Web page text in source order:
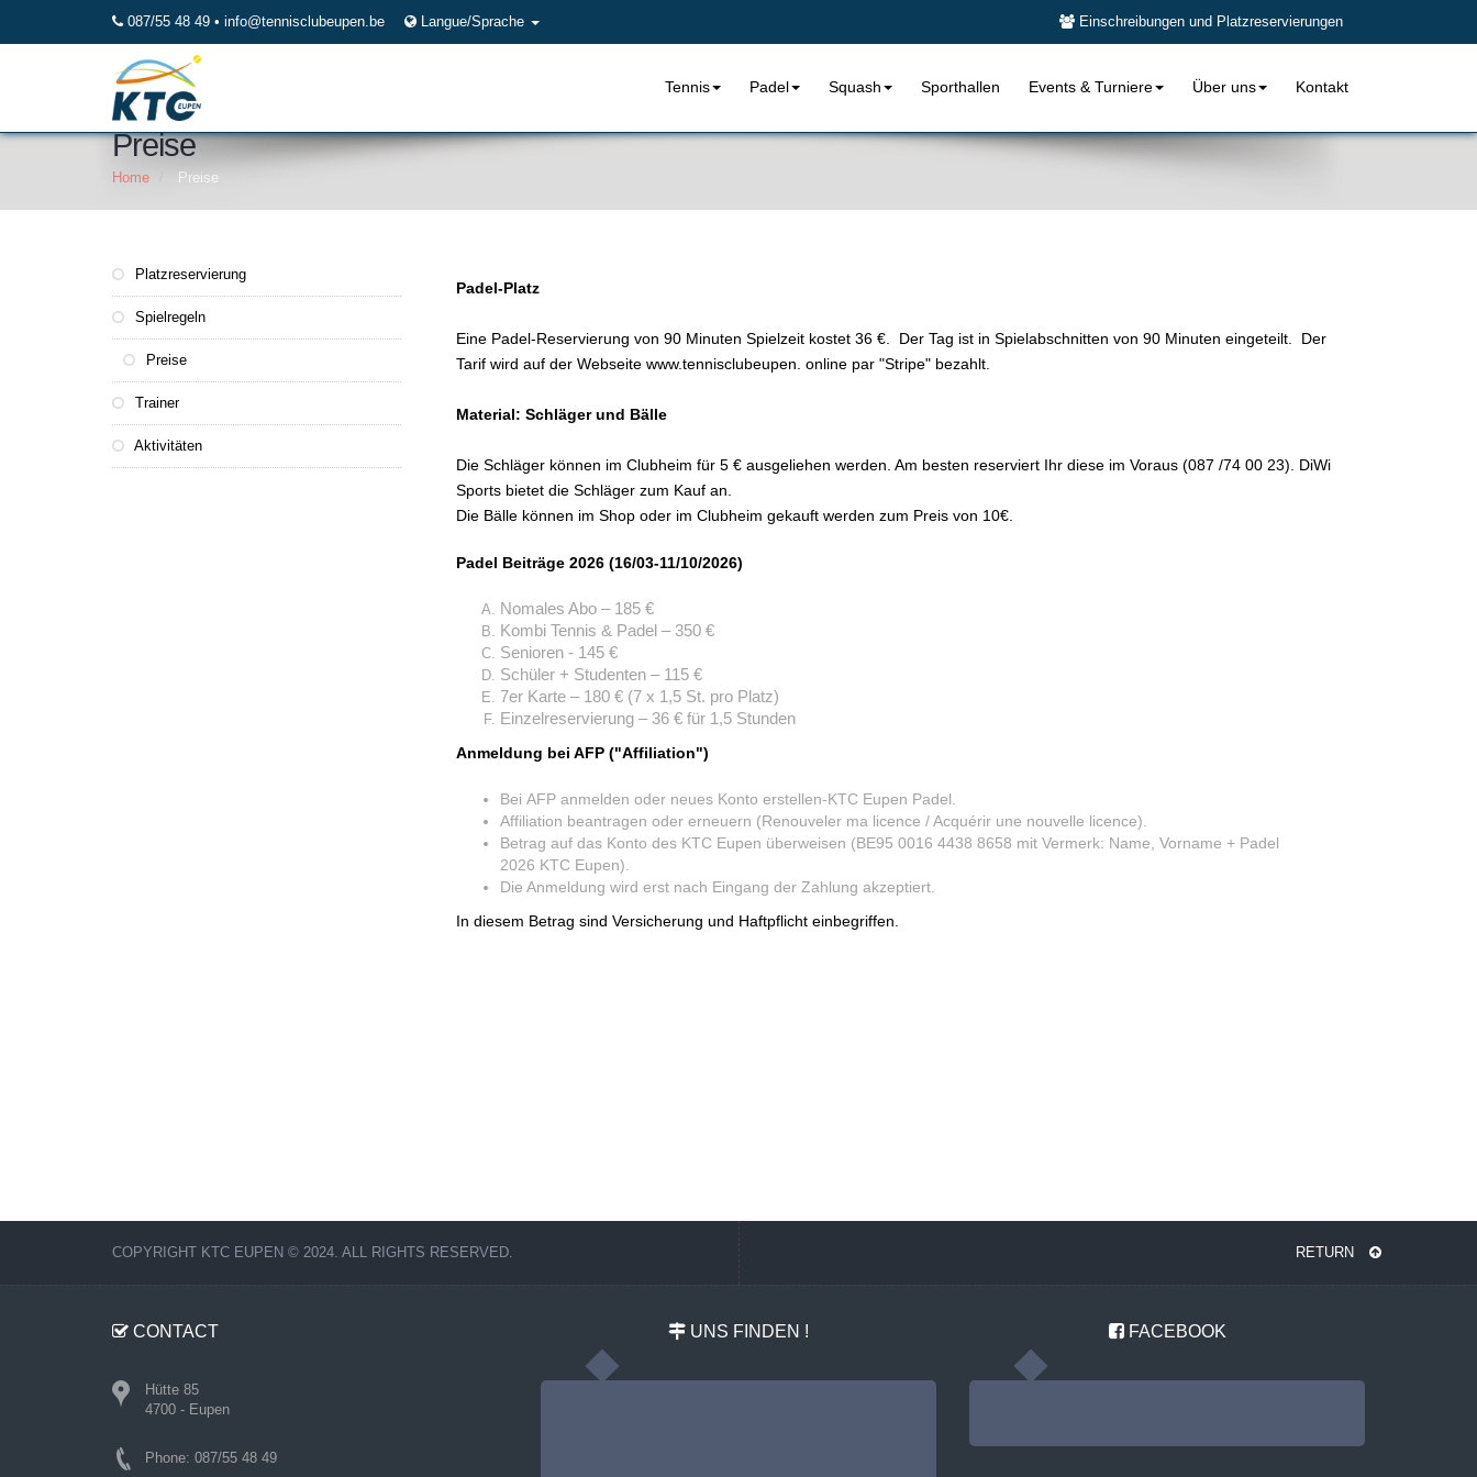
087/55 48 49 • info@tennisclubeupen.be Einschreibungen und Platzreservierungen
Langue/Sprache
Tennis Padel Squash Sporthallen Events & Turniere Über uns Kontakt
Preise
Home Preise
Platzreservierung
Spielregeln
Preise
Trainer
Aktivitäten
Padel-Platz
Eine Padel-Reservierung von 90 Minuten Spielzeit kostet 36 €. Der Tag ist in Spielabschnitten von 90 Minuten eingeteilt. Der
Tarif wird auf der Webseite www.tennisclubeupen. online par "Stripe" bezahlt.
Material: Schläger und Bälle
Die Schläger können im Clubheim für 5 € ausgeliehen werden. Am besten reserviert Ihr diese im Voraus (087 /74 00 23). DiWi
Sports bietet die Schläger zum Kauf an.
Die Bälle können im Shop oder im Clubheim gekauft werden zum Preis von 10€.
Padel Beiträge 2026 (16/03-11/10/2026)
Nomales Abo – 185 €
Kombi Tennis & Padel – 350 €
Senioren - 145 €
Schüler + Studenten – 115 €
7er Karte – 180 € (7 x 1,5 St. pro Platz)
Einzelreservierung – 36 € für 1,5 Stunden
Anmeldung bei AFP ("Affiliation")
Bei AFP anmelden oder neues Konto erstellen-KTC Eupen Padel.
Affiliation beantragen oder erneuern (Renouveler ma licence / Acquérir une nouvelle licence).
Betrag auf das Konto des KTC Eupen überweisen (BE95 0016 4438 8658 mit Vermerk: Name, Vorname + Padel
2026 KTC Eupen).
Die Anmeldung wird erst nach Eingang der Zahlung akzeptiert.
In diesem Betrag sind Versicherung und Haftpflicht einbegriffen.
COPYRIGHT KTC EUPEN © 2024. ALL RIGHTS RESERVED. RETURN
CONTACT
Hütte 85
4700 - Eupen
Phone: 087/55 48 49
UNS FINDEN ! FACEBOOK